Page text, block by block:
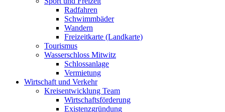
Radfahren
Schwimmbäder
Wandern
Freizeitkarte (Landkarte)
Tourismus
Wasserschloss Mitwitz
Schlossanlage
Vermietung
Wirtschaft und Verkehr
Kreisentwicklung Team
Wirtschaftsförderung
Existenzgründung